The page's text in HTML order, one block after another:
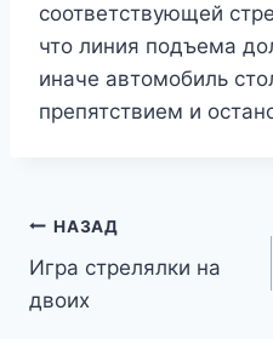
соответствующей
что линия подъема
иначе автомобиль
препятствием и
Навигация
по
НАЗАД
Игра стрелялки на
двоих